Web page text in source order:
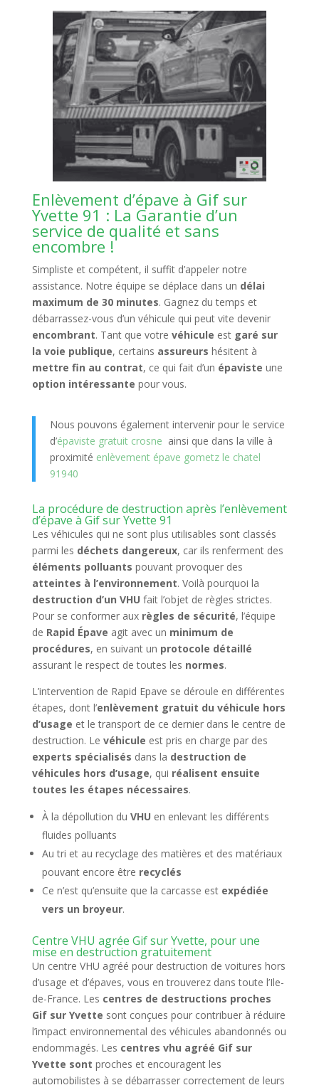
Enlèvement d’épave à Gif sur
Yvette 91 : La Garantie d’un
service de qualité et sans
encombre !
Simpliste et compétent, il suffit d’appeler notre
assistance. Notre équipe se déplace dans un délai
maximum de 30 minutes. Gagnez du temps et
débarrassez-vous d’un véhicule qui peut vite devenir
encombrant. Tant que votre véhicule est garé sur
la voie publique, certains assureurs hésitent à
mettre fin au contrat, ce qui fait d’un épaviste une
option intéressante pour vous.
Nous pouvons également intervenir pour le service
d’épaviste gratuit crosne ainsi que dans la ville à
proximité enlèvement épave gometz le chatel
91940
La procédure de destruction après l’enlèvement
d’épave à Gif sur Yvette 91
Les véhicules qui ne sont plus utilisables sont classés
parmi les déchets dangereux, car ils renferment des
éléments polluants pouvant provoquer des
atteintes à l’environnement. Voilà pourquoi la
destruction d’un VHU fait l’objet de règles strictes.
Pour se conformer aux règles de sécurité, l’équipe
de Rapid Épave agit avec un minimum de
procédures, en suivant un protocole détaillé
assurant le respect de toutes les normes.
L’intervention de Rapid Epave se déroule en différentes
étapes, dont l’enlèvement gratuit du véhicule hors
d’usage et le transport de ce dernier dans le centre de
destruction. Le véhicule est pris en charge par des
experts spécialisés dans la destruction de
véhicules hors d’usage, qui réalisent ensuite
toutes les étapes nécessaires.
À la dépollution du VHU en enlevant les différents
fluides polluants
Au tri et au recyclage des matières et des matériaux
pouvant encore être recyclés
Ce n’est qu’ensuite que la carcasse est expédiée
vers un broyeur.
Centre VHU agrée Gif sur Yvette, pour une
mise en destruction gratuitement
Un centre VHU agréé pour destruction de voitures hors
d’usage et d’épaves, vous en trouverez dans toute l’Ile-
de-France. Les centres de destructions proches
Gif sur Yvette sont conçues pour contribuer à réduire
l’impact environnemental des véhicules abandonnés ou
endommagés. Les centres vhu agréé Gif sur
Yvette sont proches et encouragent les
automobilistes à se débarrasser correctement de leurs